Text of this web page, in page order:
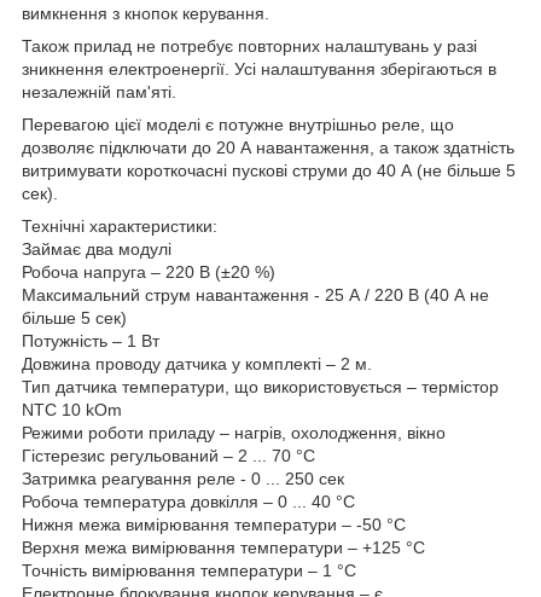
вимкнення з кнопок керування.
Також прилад не потребує повторних налаштувань у разі
зникнення електроенергії. Усі налаштування зберігаються в
незалежній пам'яті.
Перевагою цієї моделі є потужне внутрішньо реле, що
дозволяє підключати до 20 А навантаження, а також здатність
витримувати короткочасні пускові струми до 40 А (не більше 5
сек).
Технічні характеристики:
Займає два модулі
Робоча напруга – 220 В (±20 %)
Максимальний струм навантаження - 25 А / 220 В (40 А не
більше 5 сек)
Потужність – 1 Вт
Довжина проводу датчика у комплекті – 2 м.
Тип датчика температури, що використовується – термістор
NTC 10 kOm
Режими роботи приладу – нагрів, охолодження, вікно
Гістерезис регульований – 2 ... 70 °С
Затримка реагування реле - 0 ... 250 сек
Робоча температура довкілля – 0 ... 40 °С
Нижня межа вимірювання температури – -50 °С
Верхня межа вимірювання температури – +125 °С
Точність вимірювання температури – 1 °С
Електронне блокування кнопок керування – є